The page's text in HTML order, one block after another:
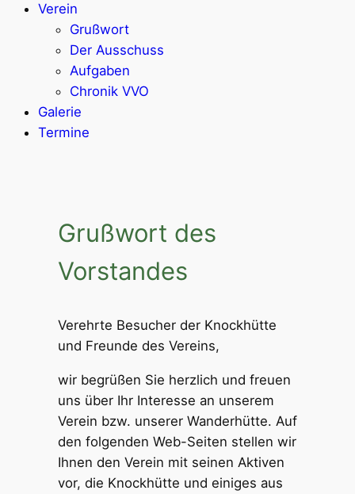
Verein
Grußwort
Der Ausschuss
Aufgaben
Chronik VVO
Galerie
Termine
Grußwort des
Vorstandes
Verehrte Besucher der Knockhütte
und Freunde des Vereins,
wir begrüßen Sie herzlich und freuen
uns über Ihr Interesse an unserem
Verein bzw. unserer Wanderhütte. Auf
den folgenden Web-Seiten stellen wir
Ihnen den Verein mit seinen Aktiven
vor, die Knockhütte und einiges aus